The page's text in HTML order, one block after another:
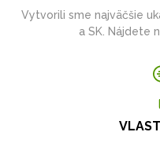
Vytvorili sme najväčšie
a SK. Nájdete